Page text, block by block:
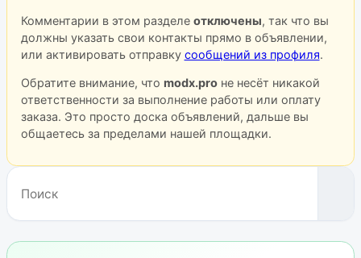
Комментарии в этом разделе отключены, так что вы
должны указать свои контакты прямо в объявлении,
или активировать отправку сообщений из профиля.
Обратите внимание, что modx.proне несёт никакой
ответственности за выполнение работы или оплату
заказа. Это просто доска объявлений, дальше вы
общаетесь за пределами нашей площадки.